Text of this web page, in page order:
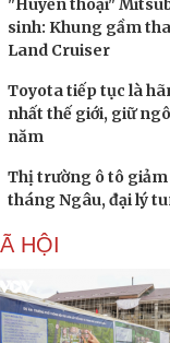
"Huyền thoại"
sinh: Khung gầm
Land Cruiser
Toyota tiếp tục là
nhất thế giới, giữ
năm
Thị trường ô tô
tháng Ngâu, đại lý
HỘI